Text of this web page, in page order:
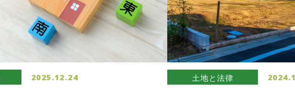
2025.12.24 土地と法律